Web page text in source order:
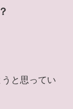
と思ってい